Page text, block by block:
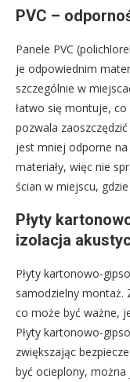
PVC –
Panele PVC
je odpowiednim
szczególnie w
łatwo się montuje,
pozwala
jest mniej odporne
materiały, więc nie
ścian w miejscu,
Płyty
izolacja
Płyty kartonowo-
samodzielny montaż.
co może być ważne,
Płyty kartonowo-
zwiększając
być ocieplony, można